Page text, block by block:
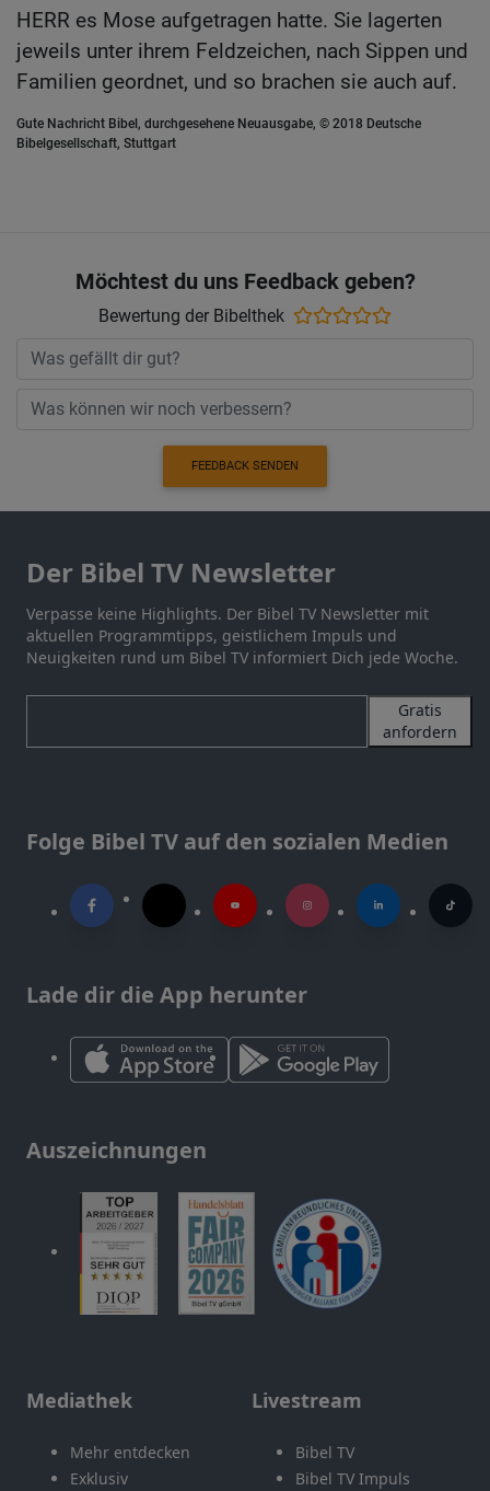
HERR es Mose aufgetragen hatte. Sie lagerten
jeweils unter ihrem Feldzeichen, nach Sippen und
Familien geordnet, und so brachen sie auch auf.
Gute Nachricht Bibel, durchgesehene Neuausgabe, © 2018 Deutsche
Bibelgesellschaft, Stuttgart
Möchtest du uns Feedback geben?
Bewertung der Bibelthek
FEEDBACK SENDEN
Der Bibel TV Newsletter
Verpasse keine Highlights. Der Bibel TV Newsletter mit
aktuellen Programmtipps, geistlichem Impuls und
Neuigkeiten rund um Bibel TV informiert Dich jede Woche.
Gratis
anfordern
Folge Bibel TV auf den sozialen Medien
Lade dir die App herunter
Auszeichnungen
Mediathek
Mehr entdecken
Exklusiv
Livestream
Bibel TV
Bibel TV Impuls